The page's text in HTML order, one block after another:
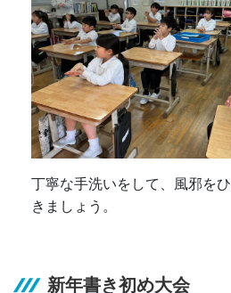
丁寧な手洗いをして、風邪を
きましょう。
新年書き初め大会